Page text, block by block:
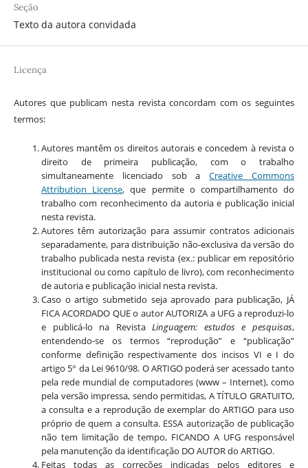
Seção
Texto da autora convidada
Licença
Autores que publicam nesta revista concordam com os seguintes
termos:
Autores mantêm os direitos autorais e concedem à revista o
direito de primeira publicação, com o trabalho
simultaneamente licenciado sob aCreative Commons
Attribution License, que permite o compartilhamento do
trabalho com reconhecimento da autoria e publicação inicial
nesta revista.
Autores têm autorização para assumir contratos adicionais
separadamente, para distribuição não-exclusiva da versão do
trabalho publicada nesta revista (ex.: publicar em repositório
institucional ou como capítulo de livro), com reconhecimento
de autoria e publicação inicial nesta revista.
Caso o artigo submetido seja aprovado para publicação, JÁ
FICA ACORDADO QUE o autor AUTORIZA a UFG a reproduzi-lo
e publicá-lo na RevistaLinguagem: estudos e pesquisas,
entendendo-se os termos “reprodução” e “publicação”
conforme definição respectivamente dos incisos VI e I do
artigo 5° da Lei 9610/98. O ARTIGO poderá ser acessado tanto
pela rede mundial de computadores (www – Internet), como
pela versão impressa, sendo permitidas, A TÍTULO GRATUITO,
a consulta e a reprodução de exemplar do ARTIGO para uso
próprio de quem a consulta. ESSA autorização de publicação
não tem limitação de tempo, FICANDO A UFG responsável
pela manutenção da identificação DO AUTOR do ARTIGO.
Feitas todas as correções indicadas pelos editores e